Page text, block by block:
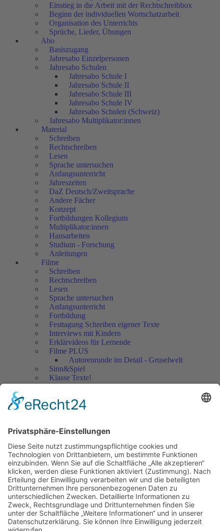
Einstieg in die Arbeit mit der Rechtschreibbox
Beginn der individuellen Wortschatzarbeit
Organisation des Unterrichts
Sprüche, Lieder, Übungen
Abo
Basiszugang
Jahresabo Einzelpersonen
Jahresabo Schulen
Jahresabo Schule I
Jahresabo Schule II
Jahresabo Schule III
Jahresabo Schule IV
Jahresabo Schulen (Schweiz)
Jahresabo Multiplikator:innen
Material
Schreiben
Rechtschreiben
Lesen
Sprache untersuchen
Anfangsunterricht
Jahreszeiten
DaZ Deutsch/Zweitsprache
Andere Fächer
Konzept
Fortbildungen Kollegium
Multiplikator:innen
Hausarbeiten
Studium - Forschung
Anleitungen
Filme
Schreiben
Rechtschreiben
Lesen
Sprache untersuchen
Anfangsunterricht
Fortbildung
Festtagung Schreiben eigener Texte
Interviews mit Kindern
Erklärvideos für Lernende
Filme PLUS
Autorenrunde im Detail - Gruselwelt
Sinn&Spiel
Klasse Texte!
Filmausschnitte Grundschule
Jedes Kind wertschätzen!
Artikel
Artikel 2018
Artikel 2017
Artikel 2016
Artikel 2015
Artikel 2014
Artikel 2013
Artikel 2012
Artikel bis 2011
Artikel zum Download - Religion
Artikel zum Download